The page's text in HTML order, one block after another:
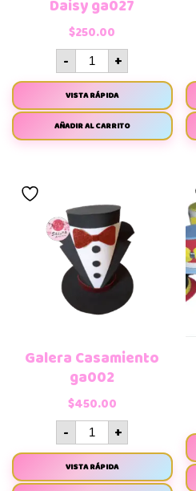
Daisy ga027
$250.00
- +
VISTA RÁPIDA
AÑADIR AL CARRITO
Galera Casamiento
ga002
$450.00
- +
VISTA RÁPIDA